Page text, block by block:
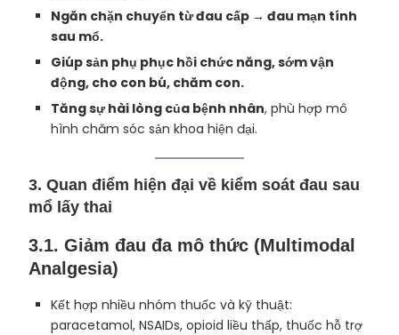
Ngăn chặn chuyển từ đau cấp → đau mạn tính
sau mổ.
Giúp sản phụ phục hồi chức năng, sớm vận
động, cho con bú, chăm con.
Tăng sự hài lòng của bệnh nhân, phù hợp mô
hình chăm sóc sản khoa hiện đại.
3. Quan điểm hiện đại về kiểm soát đau sau
mổ lấy thai
3.1. Giảm đau đa mô thức (Multimodal
Analgesia)
Kết hợp nhiều nhóm thuốc và kỹ thuật:
paracetamol, NSAIDs, opioid liều thấp, thuốc hỗ trợ